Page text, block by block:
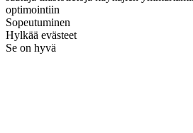
optimointiin
Sopeutuminen
Hylkää evästeet
Se on hyvä